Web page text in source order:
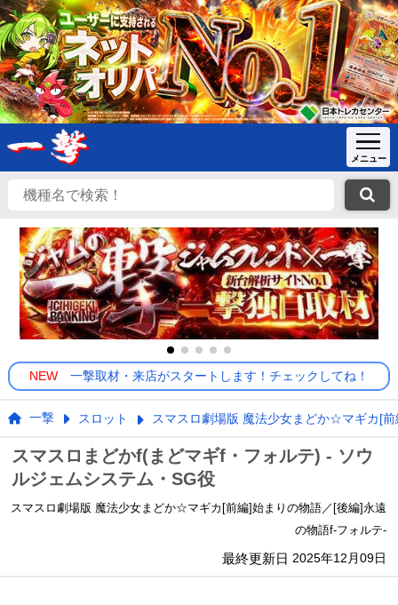
NEW 一撃取材・来店がスタートします！チェックしてね！
一撃 スロット スマスロ劇場版 魔法少女まどか☆マギカ[
スマスロまどかf(まどマギf・フォルテ) - ソウ
ルジェムシステム・SG役
スマスロ劇場版 魔法少女まどか☆マギカ[前編]始まりの物語／[後編]永遠
の物語f-フォルテ-
最終更新日 2025年12月09日